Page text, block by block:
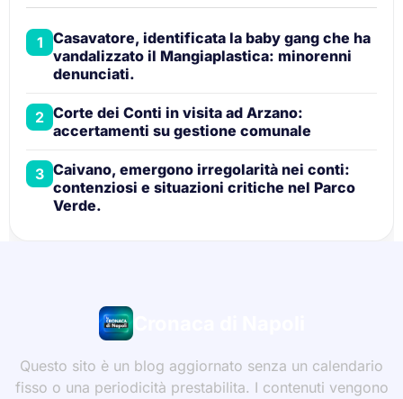
1 Casavatore, identificata la baby gang che ha
vandalizzato il Mangiaplastica: minorenni
denunciati.
2 Corte dei Conti in visita ad Arzano:
accertamenti su gestione comunale
3 Caivano, emergono irregolarità nei conti:
contenziosi e situazioni critiche nel Parco
Verde.
Cronaca di Napoli
Questo sito è un blog aggiornato senza un calendario
fisso o una periodicità prestabilita. I contenuti vengono